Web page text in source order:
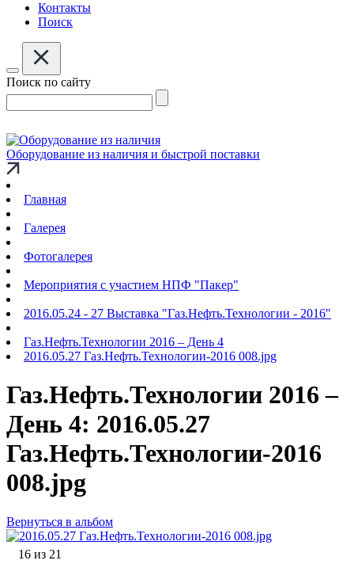
Контакты
Поиск
Поиск по сайту
Оборудование из наличия и быстрой поставки
Главная
Галерея
Фотогалерея
Мероприятия с участием НПФ "Пакер"
2016.05.24 - 27 Выставка "Газ.Нефть.Технологии - 2016"
Газ.Нефть.Технологии 2016 – День 4
2016.05.27 Газ.Нефть.Технологии-2016 008.jpg
Газ.Нефть.Технологии 2016 –
День 4: 2016.05.27
Газ.Нефть.Технологии-2016
008.jpg
Вернуться в альбом
16 из 21